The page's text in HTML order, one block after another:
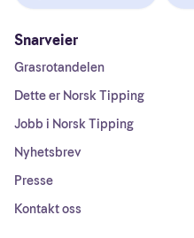
Snarveier
Grasrotandelen
Dette er Norsk Tipping
Jobb i Norsk Tipping
Nyhetsbrev
Presse
Kontakt oss